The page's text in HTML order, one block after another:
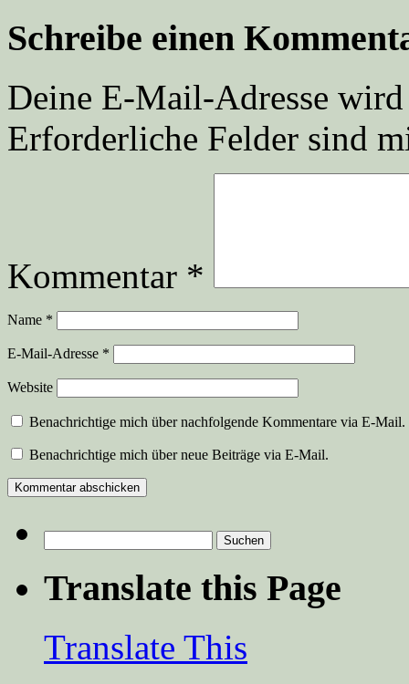
Schreibe einen
Deine E-Mail-Adresse
Erforderliche Felder sind
Kommentar *
Name *
E-Mail-Adresse *
Website
Benachrichtige mich über nachfolgende Kommentare via E-Mail.
Benachrichtige mich über neue Beiträge via E-Mail.
nach:
Translate this Page
Translate This